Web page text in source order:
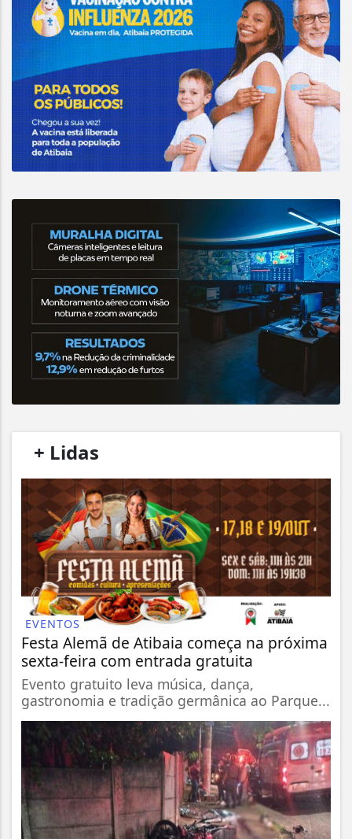
+ Lidas
EVENTOS
Festa Alemã de Atibaia começa na próxima
sexta-feira com entrada gratuita
Evento gratuito leva música, dança,
gastronomia e tradição germânica ao Parque...